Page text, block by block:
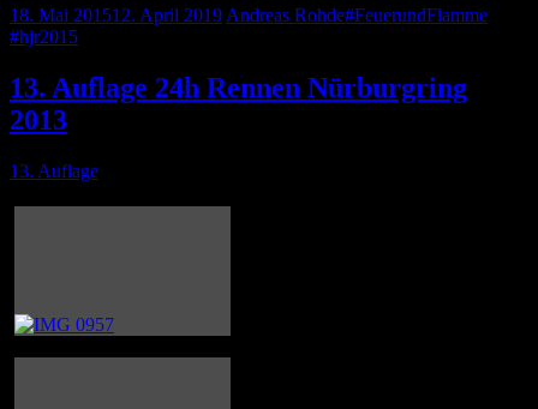
18. Mai 201512. April 2019 Andreas Rohde#FeuerundFlamme
#hjr2015
13. Auflage 24h Rennen Nürburgring
2013
13. Auflage